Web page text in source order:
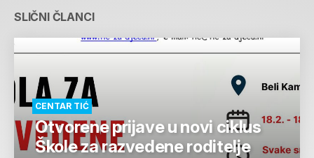
SLIČNI ČLANCI
CENTAR TIĆ
Otvorene prijave u novi ciklus
Škole za razvedene roditelje